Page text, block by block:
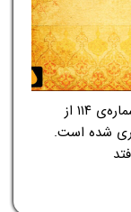
در این بخش از مجله‌ی اینترنتی روز تازه، غزل شماره‌ی ۱۱۴ از
شده است.